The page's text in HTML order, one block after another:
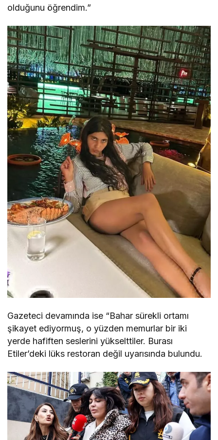
olduğunu öğrendim.”
Gazeteci devamında ise “Bahar sürekli ortamı
şikayet ediyormuş, o yüzden memurlar bir iki
yerde hafiften seslerini yükselttiler. Burası
Etiler’deki lüks restoran değil uyarısında bulundu.